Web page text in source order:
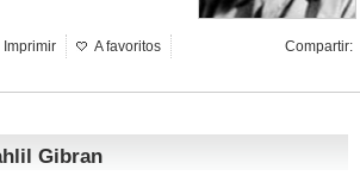
Compartir:
Imprimir
A favoritos
Gibran